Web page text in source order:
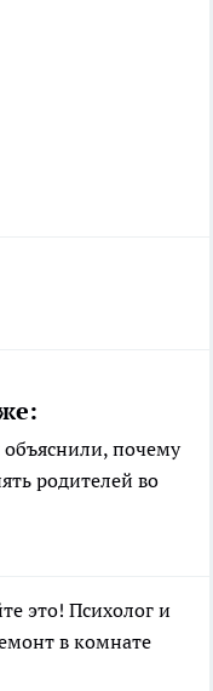
почему
родителей во
это! Психолог и
в комнате